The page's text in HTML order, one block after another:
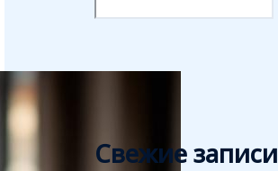
Свежие записи